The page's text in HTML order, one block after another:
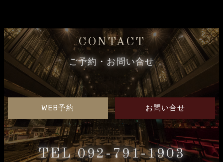
CONTACT
ご予約・お問い合せ
WEB予約 お問い合せ
TEL 092-791-1903